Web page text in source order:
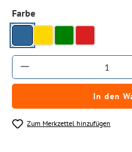
Farbeauswählen
Produkt Anzahl:
In den
Zum Merkzettel hinzufügen